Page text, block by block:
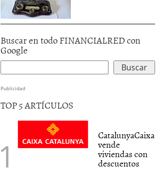
Buscar en todo FINANCIALRED con
Google
Publicidad
TOP 5 ARTÍCULOS
CatalunyaCaixa
vende
viviendas con
descuentos